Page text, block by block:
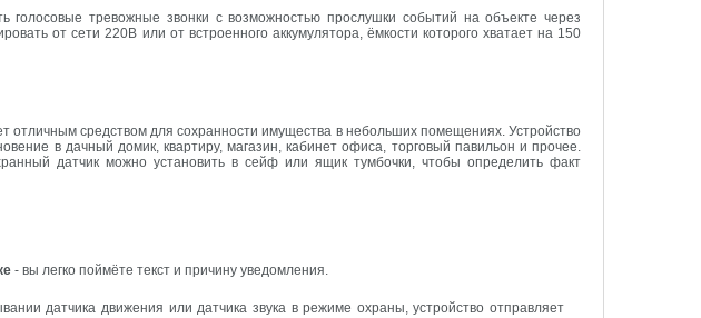
голосовые тревожные звонки с возможностью прослушки событий на объекте через
от сети 220В или от встроенного аккумулятора, ёмкости которого хватает на 150
отличным средством для сохранности имущества в небольших помещениях. Устройство
в дачный домик, квартиру, магазин, кабинет офиса, торговый павильон и прочее.
датчик можно установить в сейф или ящик тумбочки, чтобы определить факт
- вы легко поймёте текст и причину уведомления.
датчика движения или датчика звука в режиме охраны, устройство отправляет